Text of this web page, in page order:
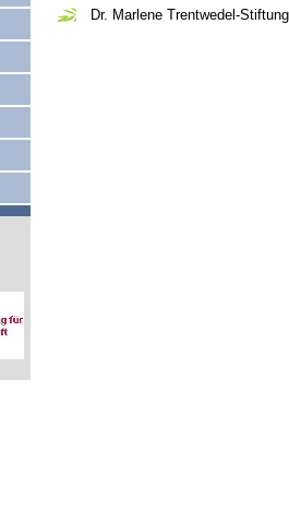
Dr. Marlene Trentwedel-Stiftung